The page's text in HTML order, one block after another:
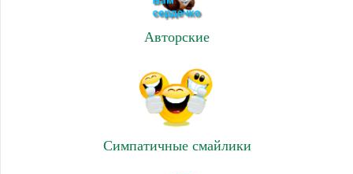
Авторские
Симпатичные смайлики